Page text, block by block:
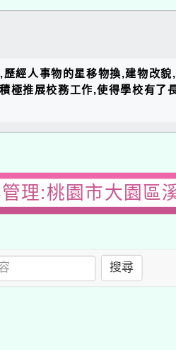
經人事物的星移物換,建物改
極推展校務工作,使得學校有
理:桃園市大園區
搜尋